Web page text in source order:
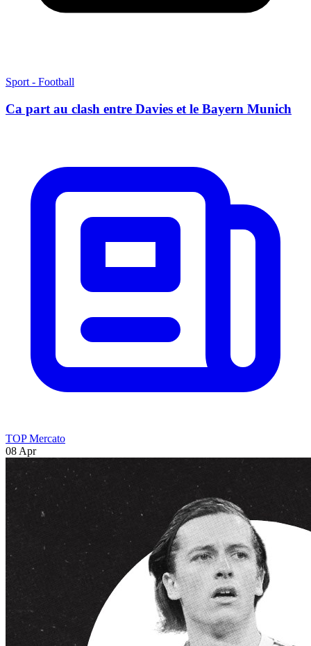
Sport - Football
Ca part au clash entre Davies et le Bayern Munich
TOP Mercato
08 Apr